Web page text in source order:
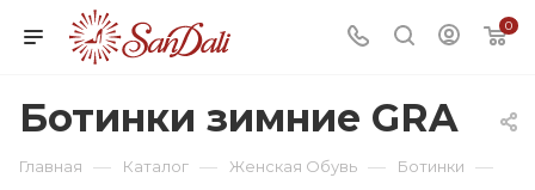
0
Ботинки зимние GRA
Главная — Каталог — Женская Обувь — Ботинки —